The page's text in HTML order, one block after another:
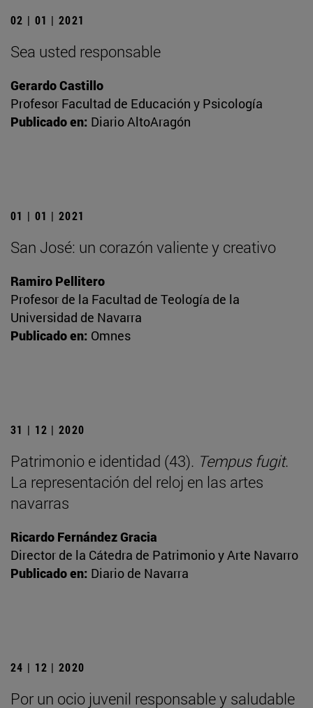
02 | 01 | 2021
Sea usted responsable
Gerardo Castillo
Profesor Facultad de Educación y Psicología
Publicado en: Diario AltoAragón
01 | 01 | 2021
San José: un corazón valiente y creativo
Ramiro Pellitero
Profesor de la Facultad de Teología de la
Universidad de Navarra
Publicado en: Omnes
31 | 12 | 2020
Patrimonio e identidad (43). Tempus fugit.
La representación del reloj en las artes
navarras
Ricardo Fernández Gracia
Director de la Cátedra de Patrimonio y Arte Navarro
Publicado en: Diario de Navarra
24 | 12 | 2020
Por un ocio juvenil responsable y saludable